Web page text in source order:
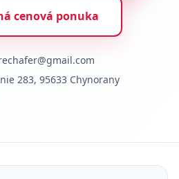
cenová ponuka
283, 95633 Chynorany